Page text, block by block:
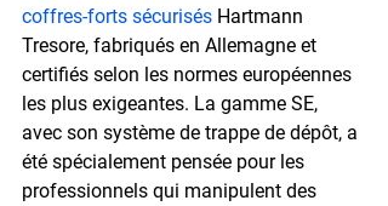
coffres-forts sécurisés Hartmann
Tresore, fabriqués en Allemagne et
certifiés selon les normes européennes
les plus exigeantes. La gamme SE,
avec son système de trappe de dépôt, a
été spécialement pensée pour les
professionnels qui manipulent des